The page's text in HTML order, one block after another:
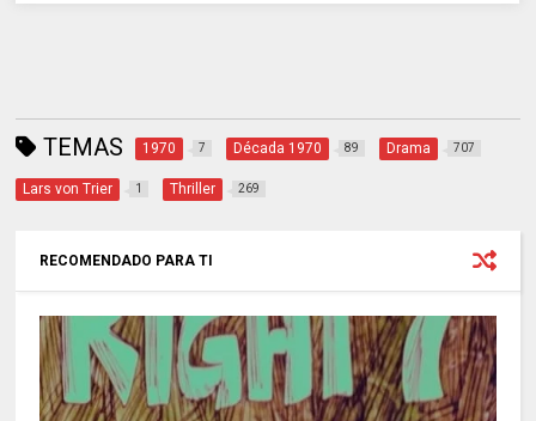
TEMAS 1970 7 Década 1970 89 Drama 707
Lars von Trier 1 Thriller 269
RECOMENDADO PARA TI